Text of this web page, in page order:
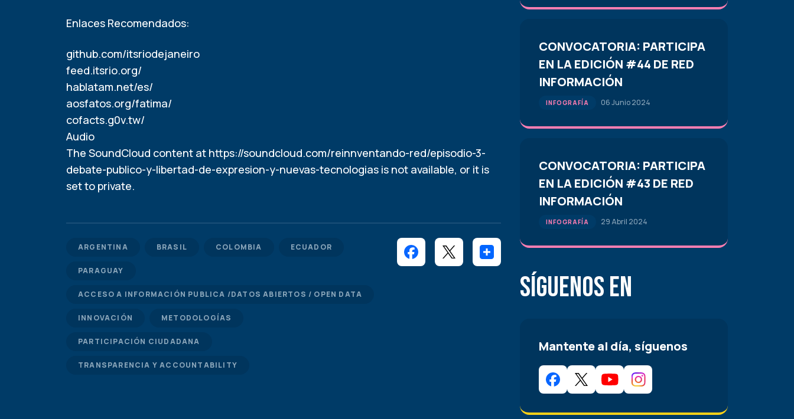
Enlaces Recomendados:
github.com/itsriodejaneiro
feed.itsrio.org/
hablatam.net/es/
aosfatos.org/fatima/
cofacts.g0v.tw/
Audio
The SoundCloud content at https://soundcloud.com/reinnventando-red/episodio-3-
debate-publico-y-libertad-de-expresion-y-nuevas-tecnologias is not available, or it is
set to private.
ARGENTINA BRASIL COLOMBIA ECUADOR
PARAGUAY
ACCESO A INFORMACIÓN PUBLICA /DATOS ABIERTOS / OPEN DATA
INNOVACIÓN METODOLOGÍAS
PARTICIPACIÓN CIUDADANA
TRANSPARENCIA Y ACCOUNTABILITY
CONVOCATORIA: PARTICIPA
EN LA EDICIÓN #44 DE RED
INFORMACIÓN
INFOGRAFÍA 06 Junio 2024
CONVOCATORIA: PARTICIPA
EN LA EDICIÓN #43 DE RED
INFORMACIÓN
INFOGRAFÍA 29 Abril 2024
Síguenos en
Mantente al día, síguenos